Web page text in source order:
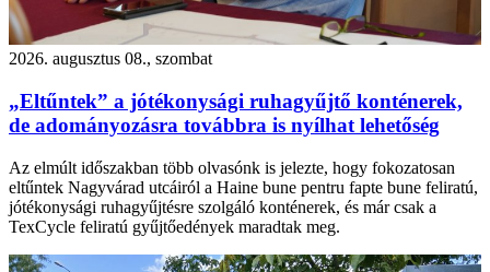
2026. augusztus 08., szombat
„Eltűntek” a jótékonysági ruhagyűjtő konténerek,
de adományozásra továbbra is nyílhat lehetőség
Az elmúlt időszakban több olvasónk is jelezte, hogy fokozatosan
eltűntek Nagyvárad utcáiról a Haine bune pentru fapte bune feliratú,
jótékonysági ruhagyűjtésre szolgáló konténerek, és már csak a
TexCycle feliratú gyűjtőedények maradtak meg.